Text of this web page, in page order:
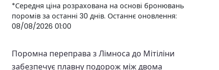
*Середня ціна розрахована на основі бронювань
поромів за останні 30 днів. Останнє оновлення:
08/08/2026 01:00
Поромна переправа з Лімноса до Мітіліни
забезпечує плавну подорож між двома